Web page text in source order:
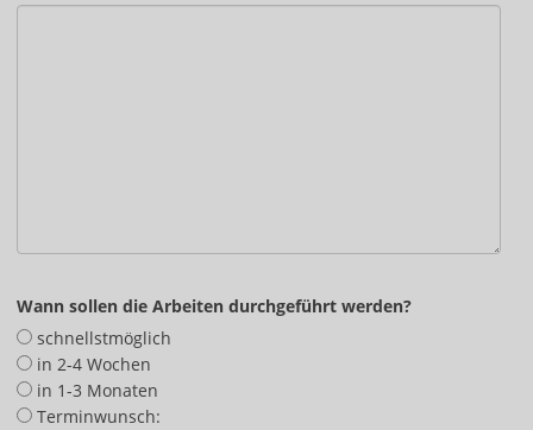
Wann sollen die Arbeiten durchgeführt werden?
schnellstmöglich
in 2-4 Wochen
in 1-3 Monaten
Terminwunsch: